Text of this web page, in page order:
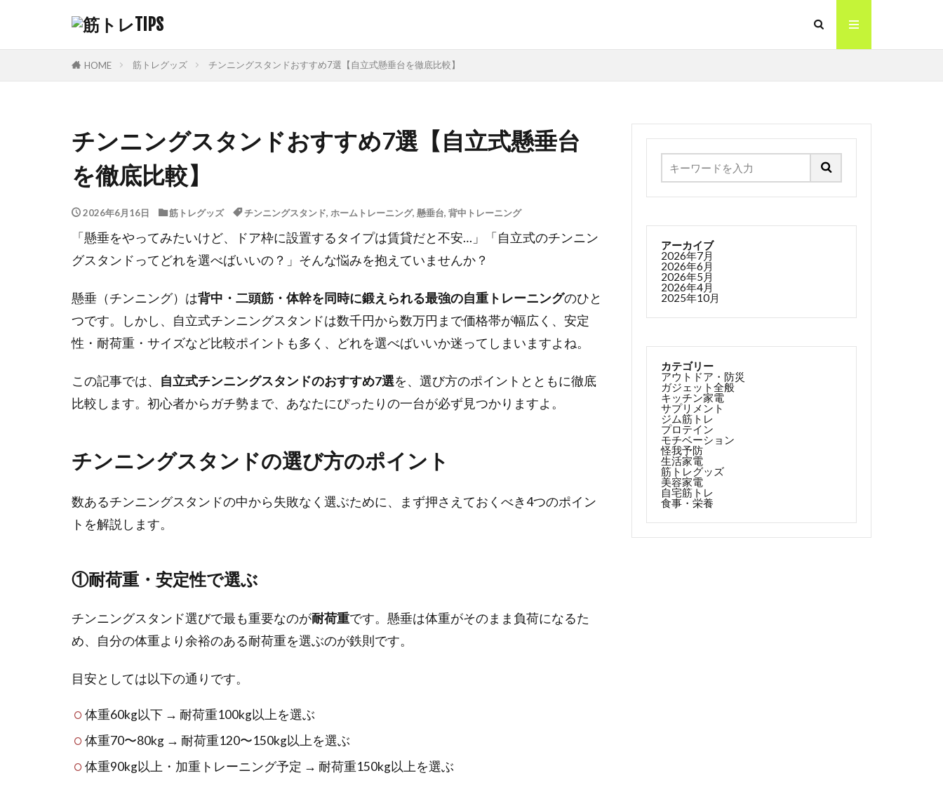
HOME 筋トレグッズ チンニングスタンドおすすめ7選【自立式懸垂台を徹底比較】
チンニングスタンドおすすめ7選【自立式懸垂台
を徹底比較】
2026年6月16日 筋トレグッズ チンニングスタンド, ホームトレーニング, 懸垂台, 背中トレーニング
「懸垂をやってみたいけど、ドア枠に設置するタイプは賃貸だと不安…」「自立式のチンニン
グスタンドってどれを選べばいいの？」そんな悩みを抱えていませんか？
懸垂（チンニング）は背中・二頭筋・体幹を同時に鍛えられる最強の自重トレーニングのひと
つです。しかし、自立式チンニングスタンドは数千円から数万円まで価格帯が幅広く、安定
性・耐荷重・サイズなど比較ポイントも多く、どれを選べばいいか迷ってしまいますよね。
この記事では、 自立式チンニングスタンドのおすすめ7選を、選び方のポイントとともに徹底
比較します。初心者からガチ勢まで、あなたにぴったりの一台が必ず見つかりますよ。
チンニングスタンドの選び方のポイント
数あるチンニングスタンドの中から失敗なく選ぶために、まず押さえておくべき4つのポイン
トを解説します。
①耐荷重・安定性で選ぶ
チンニングスタンド選びで最も重要なのが耐荷重です。懸垂は体重がそのまま負荷になるた
め、自分の体重より余裕のある耐荷重を選ぶのが鉄則です。
目安としては以下の通りです。
体重60kg以下 → 耐荷重100kg以上を選ぶ
体重70〜80kg → 耐荷重120〜150kg以上を選ぶ
体重90kg以上・加重トレーニング予定 → 耐荷重150kg以上を選ぶ
アーカイブ
2026年7月
2026年6月
2026年5月
2026年4月
2025年10月
カテゴリー
アウトドア・防災
ガジェット全般
キッチン家電
サプリメント
ジム筋トレ
プロテイン
モチベーション
怪我予防
生活家電
筋トレグッズ
美容家電
自宅筋トレ
食事・栄養